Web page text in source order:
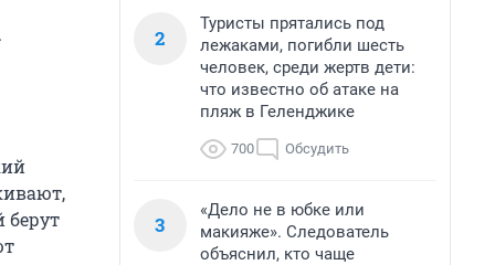
берут
2
Туристы прятались под
лежаками, погибли шесть
человек, среди жертв дети:
что известно об атаке на
пляж в Геленджике
700 Обсудить
3
«Дело не в юбке или
макияже». Следователь
объяснил, кто чаще